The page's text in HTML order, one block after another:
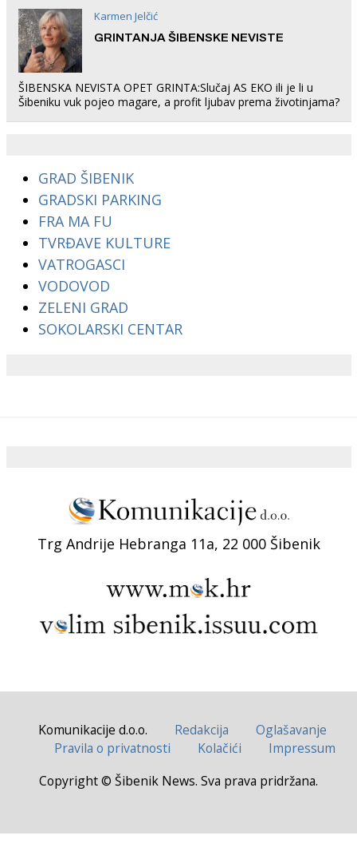
Karmen Jelčić
GRINTANJA ŠIBENSKE NEVISTE
ŠIBENSKA NEVISTA OPET GRINTA:Slučaj AS EKO ili je li u
Šibeniku vuk pojeo magare, a profit ljubav prema životinjama?
GRAD ŠIBENIK
GRADSKI PARKING
FRA MA FU
TVRĐAVE KULTURE
VATROGASCI
VODOVOD
ZELENI GRAD
SOKOLARSKI CENTAR
Trg Andrije Hebranga 11a, 22 000 Šibenik
Komunikacije d.o.o. Redakcija
Oglašavanje
Pravila o privatnosti
Kolačići
Impressum
Copyright © Šibenik News. Sva prava pridržana.